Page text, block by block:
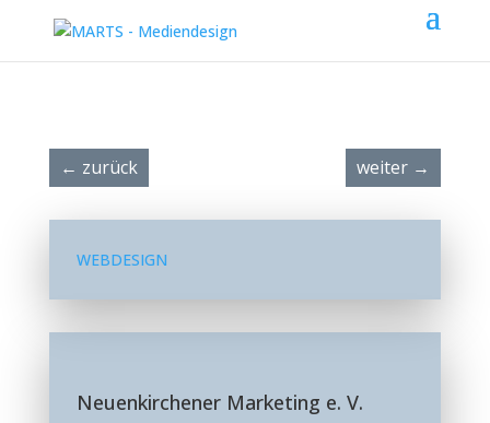
← zurück weiter →
WEBDESIGN
Neuenkirchener Marketing e. V.